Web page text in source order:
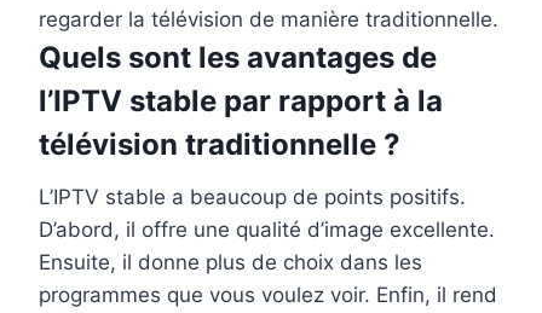
regarder la télévision de manière traditionnelle.
Quels sont les avantages de
l’IPTV stable par rapport à la
télévision traditionnelle ?
L’IPTV stable a beaucoup de points positifs.
D’abord, il offre une qualité d’image excellente.
Ensuite, il donne plus de choix dans les
programmes que vous voulez voir. Enfin, il rend